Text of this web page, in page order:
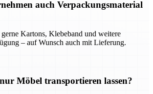
auch Verpackungsmaterial
Kartons, Klebeband und weitere
– auf Wunsch auch mit Lieferung.
Möbel transportieren lassen?